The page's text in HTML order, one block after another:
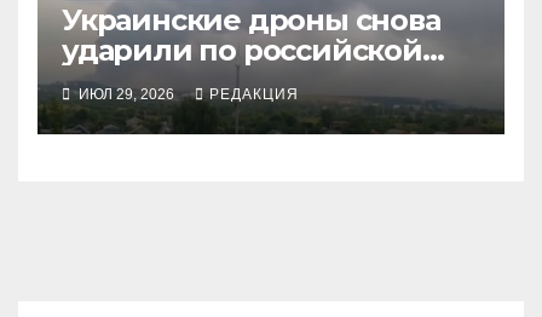
Украинские дроны снова
ударили по российской
логистике и нефти
ИЮЛ 29, 2026 РЕДАКЦИЯ